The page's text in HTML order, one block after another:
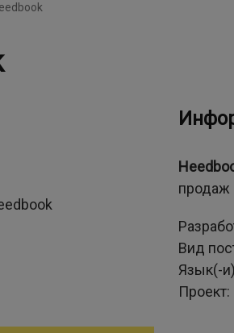
продаж
Вид
Язык(-
Проект: